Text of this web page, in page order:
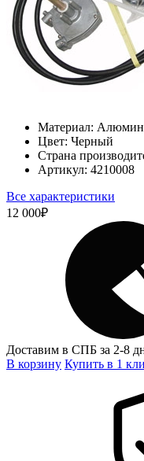
Материал:
Цвет: Черный
Страна
Артикул: 4210008
Все характеристики
12 000₽
Доставим в СПБ за 2-8
В корзину Купить в 1